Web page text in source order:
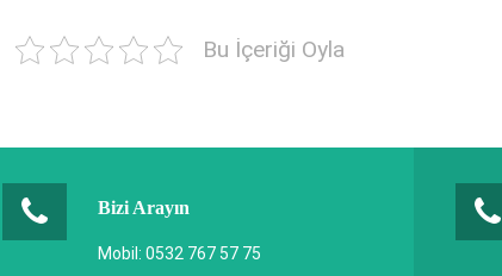
Bu İçeriği Oyla
Bizi Arayın
Mobil: 0532 767 57 75